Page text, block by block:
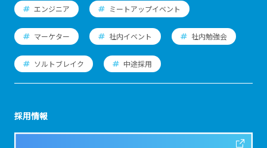
エンジニア ミートアップイベント
マーケター 社内イベント 社内勉強会
ソルトブレイク 中途採用
採用情報